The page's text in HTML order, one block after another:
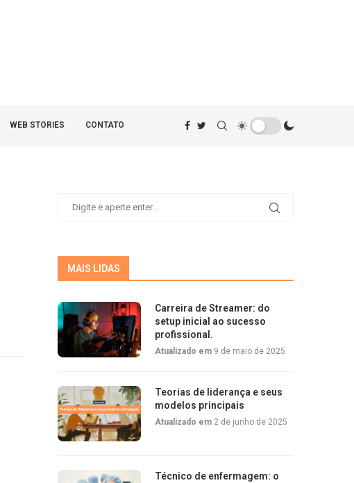
WEB STORIES CONTATO
MAIS LIDAS
Carreira de Streamer: do
setup inicial ao sucesso
profissional.
Atualizado em 9 de maio de 2025
Teorias de liderança e seus
modelos principais
Atualizado em 2 de junho de 2025
Técnico de enfermagem: o